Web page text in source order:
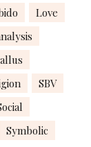
Love
SBV
Symbolic